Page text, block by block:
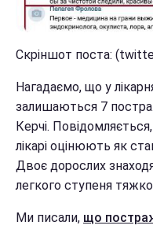
Скріншот поста:
Нагадаємо, що у
залишаються 7
Керчі.
лікарі оцінюють як
Двоє дорослих
легкого ступеня
Ми писали, що